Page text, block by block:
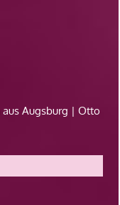
aus Augsburg | Otto